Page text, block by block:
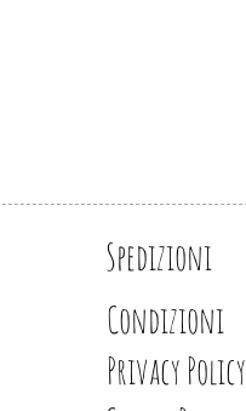
Privacy Policy
Spedizioni
Condizioni